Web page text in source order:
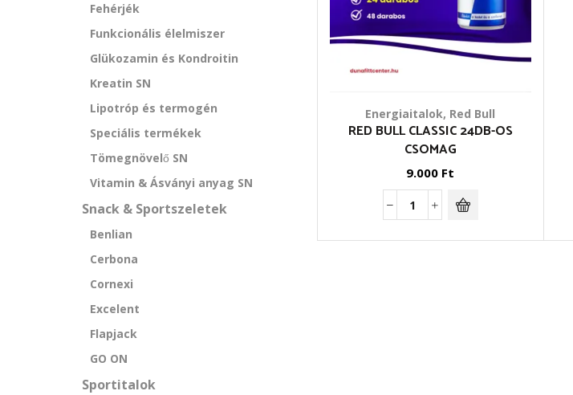
Energiaitalok, Red Bull
RED BULL CLASSIC 24DB-OS
CSOMAG
9.000 Ft
Red
Classic
Fehérjék
Funkcionális élelmiszer
Glükozamin és Kondroitin
Kreatin SN
Lipotróp és termogén
Speciális termékek
Tömegnövelő SN
Vitamin & Ásványi anyag SN
Snack & Sportszeletek
Benlian
Cerbona
Cornexi
Excelent
Flapjack
GO ON
Sportitalok